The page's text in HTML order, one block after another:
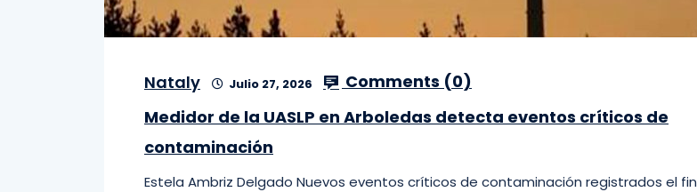
Nataly Julio 27, 2026 Comments (0)
Medidor de la UASLP en Arboledas detecta eventos críticos de
contaminación
Estela Ambriz Delgado Nuevos eventos críticos de contaminación registrados el fin